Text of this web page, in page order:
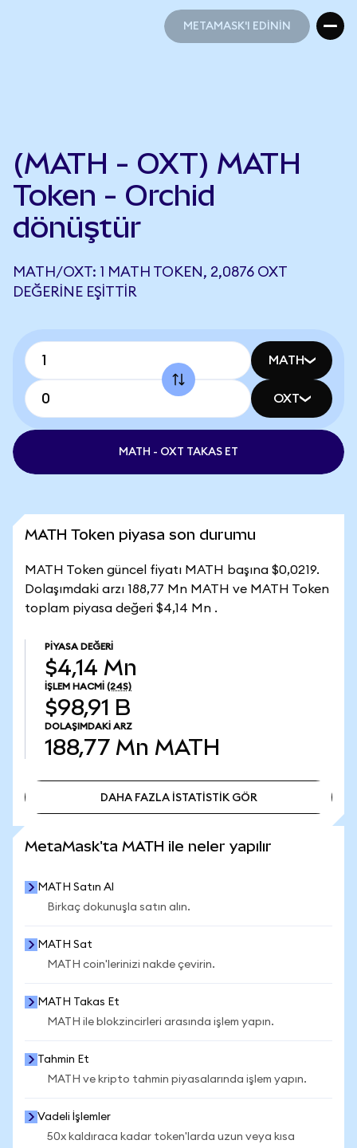
METAMASK'I EDİNİN
(MATH - OXT) MATH
Token - Orchid
dönüştür
MATH/OXT: 1 MATH TOKEN, 2,0876 OXT
DEĞERINE EŞITTIR
MATH
OXT
MATH - OXT TAKAS ET
MATH Token piyasa son durumu
MATH Token güncel fiyatı MATH başına $0,0219.
Dolaşımdaki arzı 188,77 Mn MATH ve MATH Token
toplam piyasa değeri $4,14 Mn .
PIYASA DEĞERI
$4,14 Mn
İŞLEM HACMI (24S)
$98,91 B
DOLAŞIMDAKI ARZ
188,77 Mn MATH
DAHA FAZLA İSTATİSTİK GÖR
MetaMask'ta MATH ile neler yapılır
MATH Satın Al
Birkaç dokunuşla satın alın.
MATH Sat
MATH coin'lerinizi nakde çevirin.
MATH Takas Et
MATH ile blokzincirleri arasında işlem yapın.
Tahmin Et
MATH ve kripto tahmin piyasalarında işlem yapın.
Vadeli İşlemler
50x kaldıraca kadar token'larda uzun veya kısa